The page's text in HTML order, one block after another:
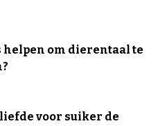
helpen om dierentaal te
voor suiker de